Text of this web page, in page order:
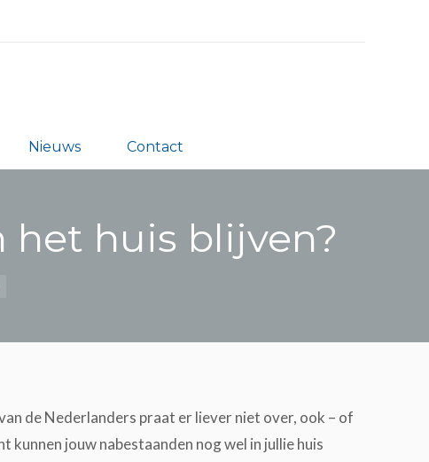
Nieuws Contact
het huis blijven?
de Nederlanders praat er liever niet over, ook – of
jouw nabestaanden nog wel in jullie huis
ons Partners Nieuws Contact